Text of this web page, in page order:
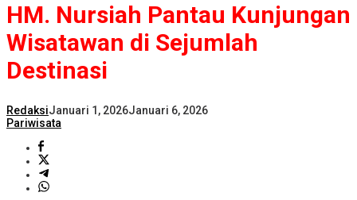
HM. Nursiah Pantau Kunjungan
Wisatawan di Sejumlah
Destinasi
RedaksiJanuari 1, 2026Januari 6, 2026
Pariwisata